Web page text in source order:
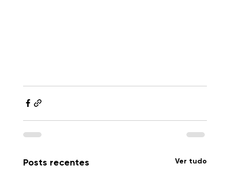
Posts recentes Ver tudo